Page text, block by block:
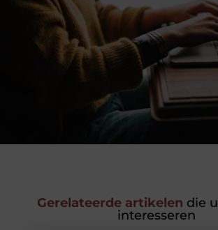
Gerelateerde artikelen die
interesseren